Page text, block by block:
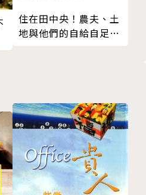
亭高雄、饗宴鐵板燒、
人。在日本東京丸之內Ukai
東道主首相安倍晉三便安排
酒店引進了Ukai Tei。UK
自然成了台灣鐵板燒愛好者
利之便全數使用剛上岸的海
部份閒餘時間都在漁港，嚴
為常有稀罕品種而話題性十
第一鐵板燒，台灣分店更
港海鮮，全台最青最珍貴的
灣鐵板燒第一人，「牛排
王道，關東重口味、關西
的米其林一星名店
米其林壽司店精神
司店有著別處沒有的熱情歡
住在田中央！農夫、土
地與他們的自給自足餐